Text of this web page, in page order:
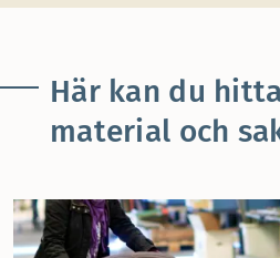
Här kan du
material och